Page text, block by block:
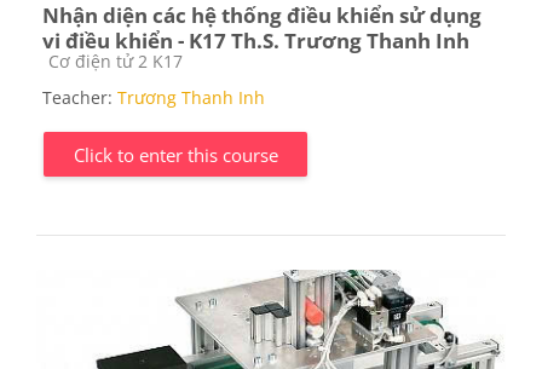
Nhận diện các hệ thống điều khiển sử dụng
vi điều khiển - K17 Th.S. Trương Thanh Inh
Course category
Cơ điện tử 2 K17
Teacher: Trương Thanh Inh
Click to enter this course